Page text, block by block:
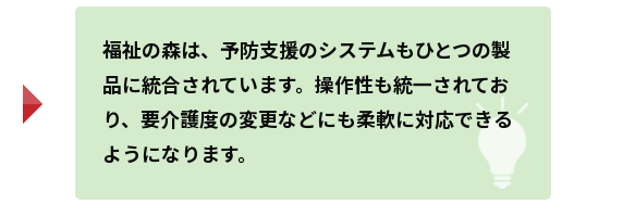
福祉の森は、予防支援のシステムもひとつの製
品に統合されています。操作性も統一されてお
り、要介護度の変更などにも柔軟に対応できる
ようになります。